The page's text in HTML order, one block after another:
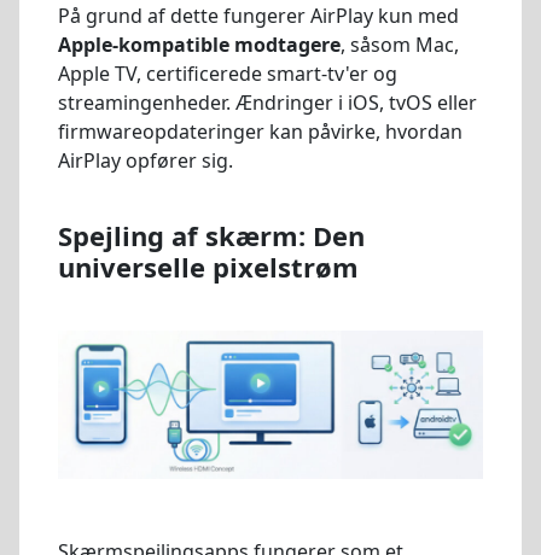
På grund af dette fungerer AirPlay kun med
Apple-kompatible modtagere, såsom Mac,
Apple TV, certificerede smart-tv'er og
streamingenheder. Ændringer i iOS, tvOS eller
firmwareopdateringer kan påvirke, hvordan
AirPlay opfører sig.
Spejling af skærm: Den
universelle pixelstrøm